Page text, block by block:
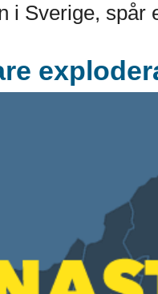
i Sverige, spår